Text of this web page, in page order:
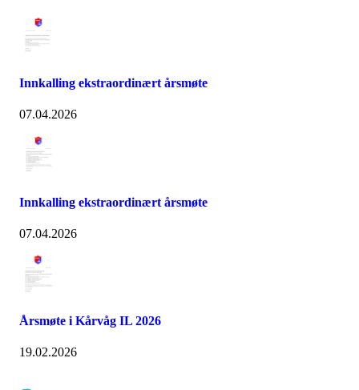
Innkalling ekstraordinært årsmøte
07.04.2026
Innkalling ekstraordinært årsmøte
07.04.2026
Årsmøte i Kårvåg IL 2026
19.02.2026